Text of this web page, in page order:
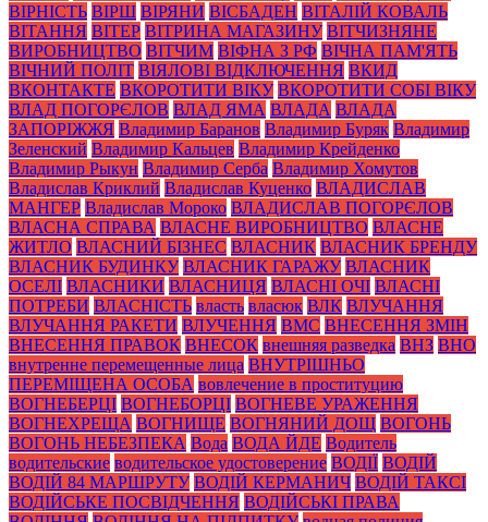
ВІРНІСТЬ ВІРШ ВІРЯНИ ВІСБАДЕН ВІТАЛІЙ КОВАЛЬ
ВІТАННЯ ВІТЕР ВІТРИНА МАГАЗИНУ ВІТЧИЗНЯНЕ
ВИРОБНИЦТВО ВІТЧИМ ВІФНА З РФ ВІЧНА ПАМ'ЯТЬ
ВІЧНИЙ ПОЛІТ ВІЯЛОВІ ВІДКЛЮЧЕННЯ ВКИД
ВКОНТАКТЕ ВКОРОТИТИ ВІКУ ВКОРОТИТИ СОБІ ВІКУ
ВЛАД ПОГОРЄЛОВ ВЛАД ЯМА ВЛАДА ВЛАДА
ЗАПОРІЖЖЯ Владимир Баранов Владимир Буряк Владимир
Зеленский Владимир Кальцев Владимир Крейденко
Владимир Рыкун Владимир Серба Владимир Хомутов
Владислав Криклий Владислав Куценко ВЛАДИСЛАВ
МАНГЕР Владислав Мороко ВЛАДИСЛАВ ПОГОРЄЛОВ
ВЛАСНА СПРАВА ВЛАСНЕ ВИРОБНИЦТВО ВЛАСНЕ
ЖИТЛО ВЛАСНИЙ БІЗНЕС ВЛАСНИК ВЛАСНИК БРЕНДУ
ВЛАСНИК БУДИНКУ ВЛАСНИК ГАРАЖУ ВЛАСНИК
ОСЕЛІ ВЛАСНИКИ ВЛАСНИЦЯ ВЛАСНІ ОЧІ ВЛАСНІ
ПОТРЕБИ ВЛАСНІСТЬ власть власюк ВЛК ВЛУЧАННЯ
ВЛУЧАННЯ РАКЕТИ ВЛУЧЕННЯ ВМС ВНЕСЕННЯ ЗМІН
ВНЕСЕННЯ ПРАВОК ВНЕСОК внешняя разведка ВНЗ ВНО
внутренне перемещенные лица ВНУТРІШНЬО
ПЕРЕМІЩЕНА ОСОБА вовлечение в проституцию
ВОГНЕБЕРЦІ ВОГНЕБОРЦІ ВОГНЕВЕ УРАЖЕННЯ
ВОГНЕХРЕЩА ВОГНИЩЕ ВОГНЯНИЙ ДОЩ ВОГОНЬ
ВОГОНЬ НЕБЕЗПЕКА Вода ВОДА ЙДЕ Водитель
водительские водительское удостоверение ВОДІЇ ВОДІЙ
ВОДІЙ 84 МАРШРУТУ ВОДІЙ КЕРМАНИЧ ВОДІЙ ТАКСІ
ВОДІЙСЬКЕ ПОСВІДЧЕННЯ ВОДІЙСЬКІ ПРАВА